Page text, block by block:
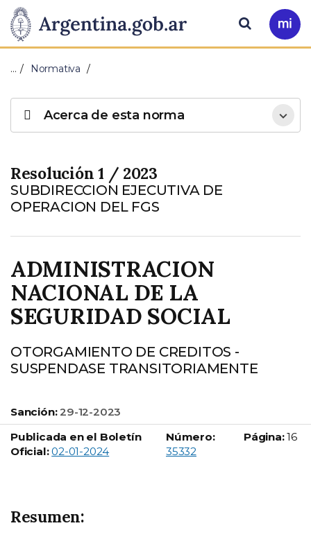
Presidencia
de
Nación
Pasar al contenido principal
Ir
a
Buscar
… Normativa
Resolución 1 / 2023
SUBDIRECCION EJECUTIVA DE
OPERACION DEL FGS
ADMINISTRACION
NACIONAL DE LA
SEGURIDAD SOCIAL
OTORGAMIENTO DE CREDITOS -
SUSPENDASE TRANSITORIAMENTE
Sanción: 29-12-2023
Publicada en el Boletín
Oficial: 02-01-2024
Número:
Boletín Oficial número:
35332
Página: 16
Resumen:
Acerca de esta norma